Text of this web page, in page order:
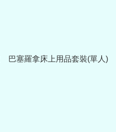
巴塞羅拿床上用品套裝(單人)